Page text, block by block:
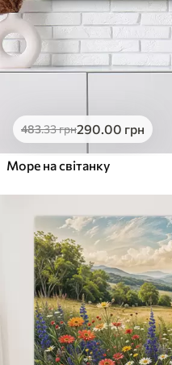
483.33грн290.00 грн
Море на світанку